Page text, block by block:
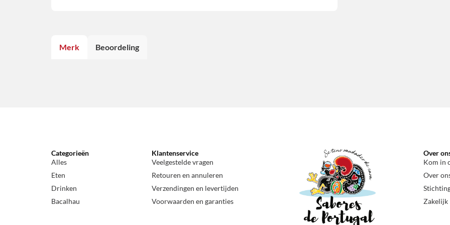
Merk Beoordeling
Categorieën
Alles
Eten
Drinken
Bacalhau
Klantenservice
Veelgestelde vragen
Retouren en annuleren
Verzendingen en levertijden
Voorwaarden en garanties
Over
Kom in
Over
Zakelijk